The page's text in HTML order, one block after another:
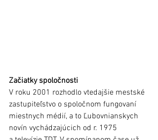
Začiatky spoločnosti
V roku 2001 rozhodlo vtedajšie mestské
zastupiteľstvo o spoločnom fungovaní
miestnych médií, a to Ľubovnianskych
novín vychádzajúcich od r. 1975